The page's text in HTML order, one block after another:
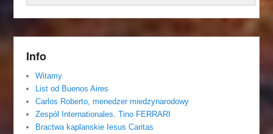
Info
Witamy
List od Buenos Aires
Carlos Roberto, menedzer miedzynarodowy
Zespól Internationales. Tino FERRARI
Bractwa kaplanskie Iesus Caritas